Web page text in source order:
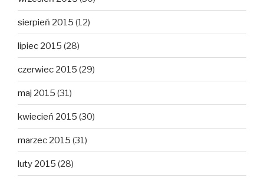
sierpień 2015 (12)
lipiec 2015 (28)
czerwiec 2015 (29)
maj 2015 (31)
kwiecień 2015 (30)
marzec 2015 (31)
luty 2015 (28)